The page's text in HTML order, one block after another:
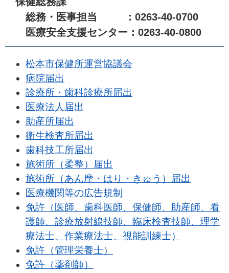
総務・医事担当 ：0263-40-0700
医療安全支援センター：0263-40-0800
松本市保健所運営協議会
病院届出
診療所・歯科診療所届出
医療法人届出
助産所届出
衛生検査所届出
歯科技工所届出
施術所（柔整）届出
施術所（あん摩・はり・きゅう）届出
医療機関等の広告規制
免許（医師、歯科医師、保健師、助産師、看
護師、診療放射線技師、臨床検査技師、理学
療法士、作業療法士、視能訓練士）
免許（管理栄養士）
免許（薬剤師）